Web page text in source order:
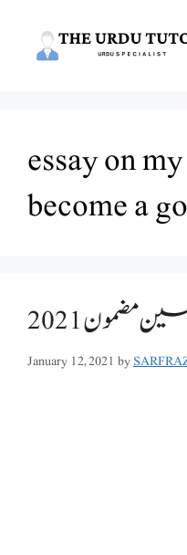
essay on
become a
2021
January 12, 2021 by